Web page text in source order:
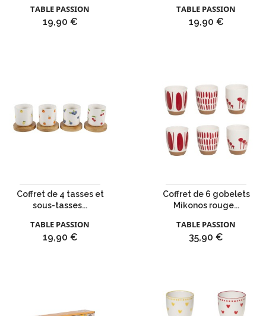
TABLE PASSION
Prix
19,90 €
TABLE PASSION
Prix
19,90 €
Coffret de 4 tasses et
sous-tasses...
TABLE PASSION
Prix
19,90 €
Coffret de 6 gobelets
Mikonos rouge...
TABLE PASSION
Prix
35,90 €